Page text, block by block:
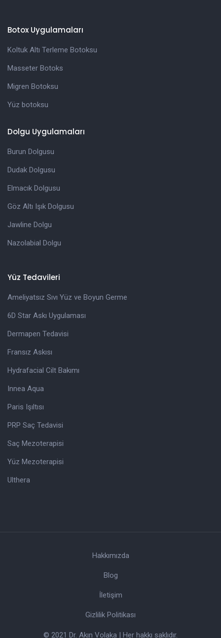
Botox Uygulamaları
Koltuk Altı Terleme Botoksu
Masseter Botoks
Migren Botoksu
Yüz botoksu
Dolgu Uygulamaları
Burun Dolgusu
Dudak Dolgusu
Elmacık Dolgusu
Göz Altı Işık Dolgusu
Jawline Dolgu
Nazolabial Dolgu
Yüz Tedavileri
Ameliyatsız Sıvı Yüz ve Boyun Germe
6D Star Askı Uygulaması
Dermapen Tedavisi
Fransız Askısı
Hydrafacial Cilt Bakımı
Innea Aqua
Paris Işıltısı
PRP Saç Tedavisi
Saç Mezoterapisi
Yüz Mezoterapisi
Ulthera
Hakkımızda
Blog
İletişim
Gizlilik Politikası
© 2021 Dr. Akın Volaka | Her hakkı saklıdır.